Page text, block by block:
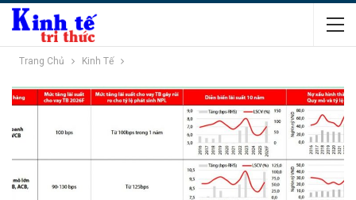
Trang Chủ Kinh Tế